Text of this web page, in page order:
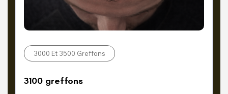
3000 Et 3500 Greffons
3100 greffons